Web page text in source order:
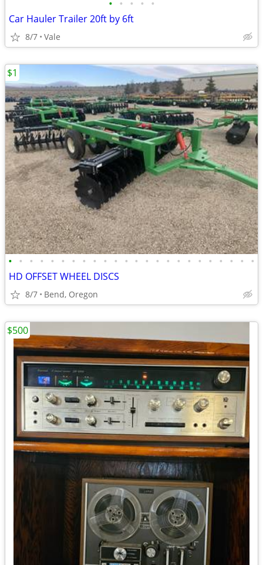
• • • • •
Car Hauler Trailer 20ft by 6ft
8/7 Vale
• • • • • • • • • • • • • • • • • • • • • • • •
HD OFFSET WHEEL DISCS
8/7 Bend, Oregon
$1
$500